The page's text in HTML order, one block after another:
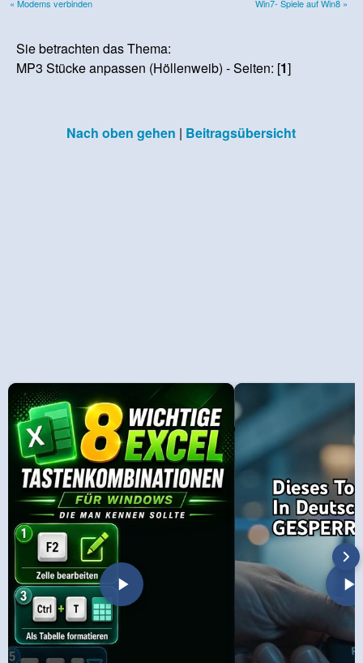
« Modems verbinden Win7- Spiele auf Win8 »
Sie betrachten das Thema:
MP3 Stücke anpassen (Höllenweib) - Seiten: [1]
Nach oben gehen | Beitragsübersicht